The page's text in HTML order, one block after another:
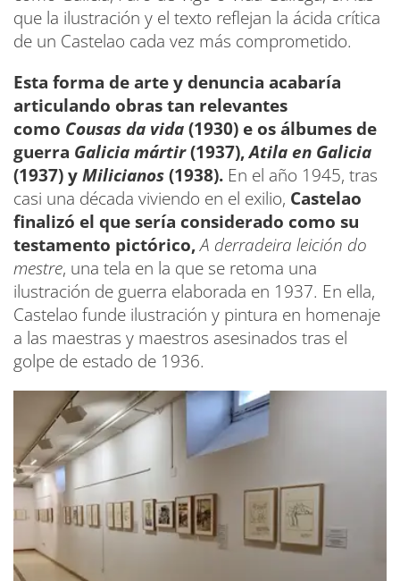
que la ilustración y el texto reflejan la ácida crítica
de un Castelao cada vez más comprometido.
Esta forma de arte y denuncia acabaría
articulando obras tan relevantes
como Cousas da vida(1930) e os álbumes de
guerra Galicia mártir(1937),Atila en Galicia
(1937) yMilicianos(1938). En el año 1945, tras
casi una década viviendo en el exilio, Castelao
finalizó el que sería considerado como su
testamento pictórico,A derradeira leición do
mestre, una tela en la que se retoma una
ilustración de guerra elaborada en 1937. En ella,
Castelao funde ilustración y pintura en homenaje
a las maestras y maestros asesinados tras el
golpe de estado de 1936.